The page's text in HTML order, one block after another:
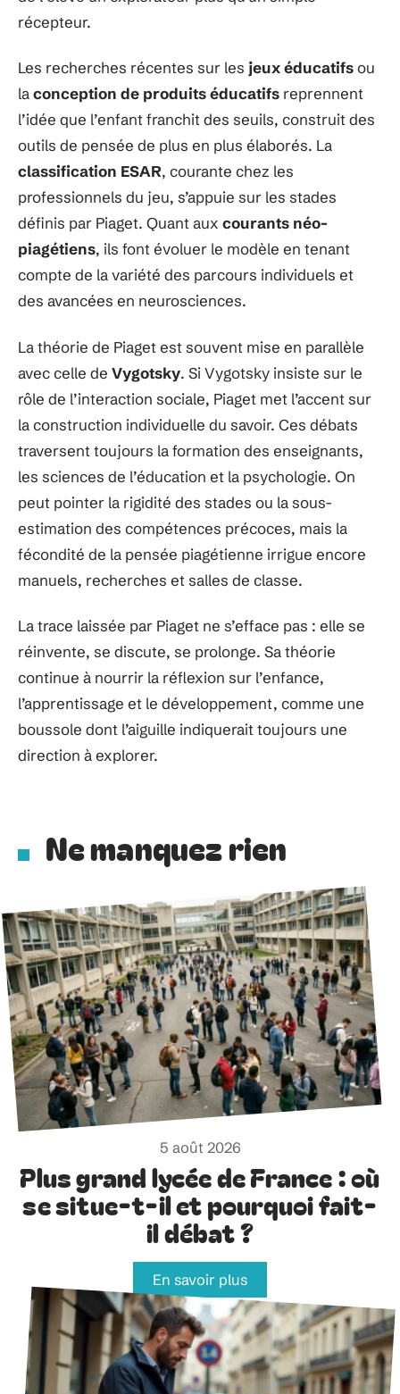
récepteur.
Les recherches récentes sur les jeux éducatifsou
laconception de produits éducatifs reprennent
l’idée que l’enfant franchit des seuils, construit des
outils de pensée de plus en plus élaborés. La
classification ESAR, courante chez les
professionnels du jeu, s’appuie sur les stades
définis par Piaget. Quant aux courants néo-
piagétiens, ils font évoluer le modèle en tenant
compte de la variété des parcours individuels et
des avancées en neurosciences.
La théorie de Piaget est souvent mise en parallèle
avec celle de Vygotsky. Si Vygotsky insiste sur le
rôle de l’interaction sociale, Piaget met l’accent sur
la construction individuelle du savoir. Ces débats
traversent toujours la formation des enseignants,
les sciences de l’éducation et la psychologie. On
peut pointer la rigidité des stades ou la sous-
estimation des compétences précoces, mais la
fécondité de la pensée piagétienne irrigue encore
manuels, recherches et salles de classe.
La trace laissée par Piaget ne s’efface pas : elle se
réinvente, se discute, se prolonge. Sa théorie
continue à nourrir la réflexion sur l’enfance,
l’apprentissage et le développement, comme une
boussole dont l’aiguille indiquerait toujours une
direction à explorer.
Ne manquez rien
5 août 2026
Plus grand lycée de France : où
se situe-t-il et pourquoi fait-
il débat ?
En savoir plus